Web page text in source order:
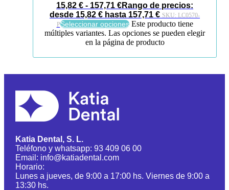
15,82 € - 157,71 €Rango de precios:
desde 15,82 € hasta 157,71 € SKU: LC0570-
PSeleccionar opciones Este producto tiene
múltiples variantes. Las opciones se pueden elegir
en la página de producto
Katia Dental, S. L.
Teléfono y whatsapp: 93 409 06 00
Email: info@katiadental.com
Horario:
Lunes a jueves, de 9:00 a 17:00 hs. Viernes de 9:00 a
13:30 hs.